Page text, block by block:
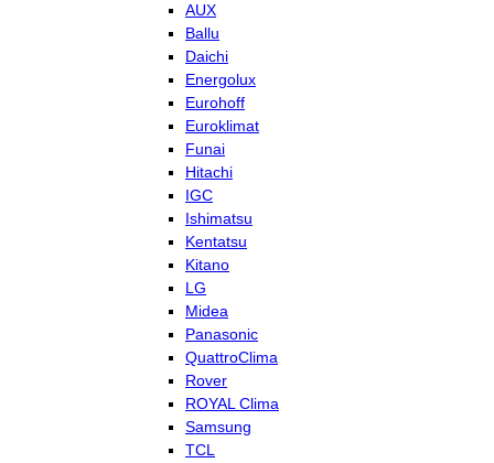
AUX
Ballu
Daichi
Energolux
Eurohoff
Euroklimat
Funai
Hitachi
IGC
Ishimatsu
Kentatsu
Kitano
LG
Midea
Panasonic
QuattroClima
Rover
ROYAL Clima
Samsung
TCL